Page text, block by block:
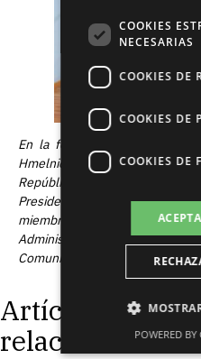
En la foto:
Presidente del
Hmelnickis, el Embajador
República de Uzbekistán en
Presidente del Consejo de
miembro del Consejo de
Administrativo, Janis
Comunicación, Laila Klavina.
Artículos
relacionados
COOKIES
NECESARIAS
COOKIES DE
COOKIES DE
COOKIES DE
POWERED BY